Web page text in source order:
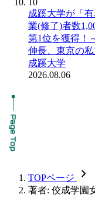
10
成蹊大学が「
業(修了)者数
第1位を獲得！
伸長、東京の
成蹊大学
2026.08.06
TOPページ chevron_forward
著者: 佼成学園